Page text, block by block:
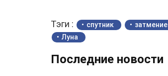
Тэги : спутник затмение
Луна
Последние новости